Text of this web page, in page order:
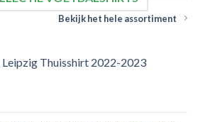
Bekijk het hele assortiment
Leipzig Thuisshirt 2022-2023